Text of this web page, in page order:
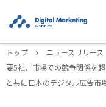
トップ ニュースリリース
要5社、市場での競争関係を
と共に日本のデジタル広告市